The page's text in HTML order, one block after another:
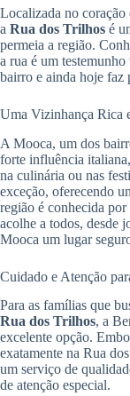
Localizada no
a Rua dos Trilhos é
permeia a região.
a rua é um
bairro e ainda hoje faz
Uma Vizinhança Rica
A Mooca, um dos
forte influência
na culinária ou nas
exceção, oferecendo
região é conhecida
acolhe a todos, desde
Mooca um lugar
Cuidado e Atenção
Para as famílias que
Rua dos Trilhos, a
excelente opção.
exatamente na Rua
um serviço de
de atenção especial.